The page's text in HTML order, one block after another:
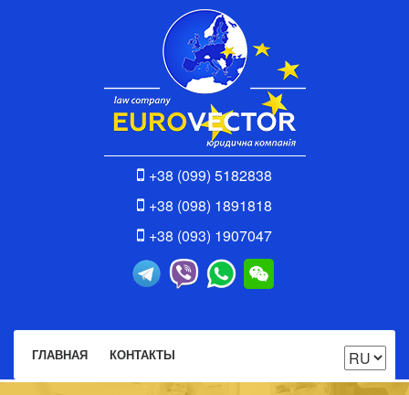
+38 (099) 5182838
+38 (098) 1891818
+38 (093) 1907047
ГЛАВНАЯ КОНТАКТЫ